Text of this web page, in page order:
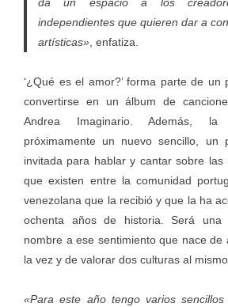
independientes que quieren dar a
artísticas», enfatiza.
‘¿Qué es el amor?’ forma parte de un
convertirse en un álbum de
Andrea Imaginario. Además, la
próximamente un nuevo sencillo, un
invitada para hablar y cantar sobre las
que existen entre la comunidad
venezolana que la recibió y que la ha
ochenta años de historia. Será
nombre a ese sentimiento que nace de
la vez y de valorar dos culturas al
«Para este año tengo varios